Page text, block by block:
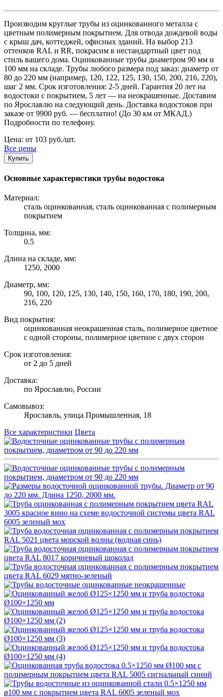
Производим круглые трубы из оцинкованного металла с
цветным полимерным покрытием. Для отвода дождевой воды
с крыш дач, коттеджей, офисных зданий. На выбор 213
оттенков RAL и RR, покрасим в нестандартный цвет под
стиль вашего дома. Оцинкованные трубы диаметром 90 мм и
100 мм на складе. Трубы любого размера под заказ: диаметр от
80 до 220 мм (например, 120, 122, 125, 130, 150, 200, 216, 220),
шаг 2 мм. Срок изготовления: 2-5 дней. Гарантия 20 лет на
водостоки с покрытием, 5 лет — на неокрашенные. Доставим
по Ярославлю на следующий день. Доставка водостоков при
заказе от 9900 руб. — бесплатно! (До 30 км от МКАД.)
Подробности по телефону.
Цена: от 103 руб./шт.
Все цены
Купить
Основные характеристики трубы водостока
Материал:
сталь оцинкованная, сталь оцинкованная с полимерным
покрытием
Толщина, мм:
0.5
Длина на складе, мм:
1250, 2000
Диаметр, мм:
90, 100, 120, 125, 130, 140, 150, 160, 170, 180, 190, 200,
216, 220
Вид покрытия:
оцинкованная неокрашенная сталь, полимерное цветное
с одной стороны, полимерное цветное с двух сторон
Срок изготовления:
от 2 до 5 дней
Доставка:
по Ярославлю, России
Самовывоз:
Ярославль, улица Промышленная, 18
Все характеристики Цвета